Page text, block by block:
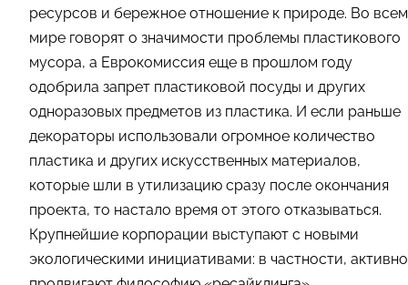
ресурсов и бережное отношение к природе. Во всем
мире говорят о значимости проблемы пластикового
мусора, а Еврокомиссия еще в прошлом году
одобрила запрет пластиковой посуды и других
одноразовых предметов из пластика. И если раньше
декораторы использовали огромное количество
пластика и других искусственных материалов,
которые шли в утилизацию сразу после окончания
проекта, то настало время от этого отказываться.
Крупнейшие корпорации выступают с новыми
экологическими инициативами: в частности, активно